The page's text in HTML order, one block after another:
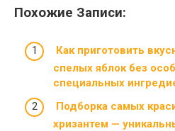
Похожие Записи:
Как приготовить
спелых яблок без
специальных
Подборка самых
хризантем —